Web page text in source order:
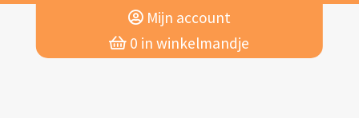
Mijn account
0 in winkelmandje